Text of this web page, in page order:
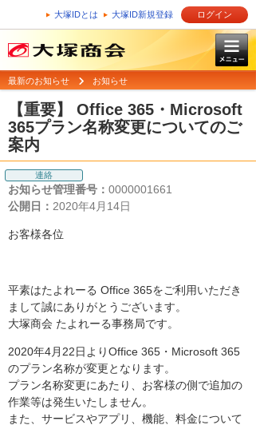
大塚IDとは 大塚ID新規登録 ログイン
最新のお知らせ お知らせ
【重要】 Office 365・Microsoft
365プラン名称変更についてのご
案内
連絡
お知らせ管理番号： 0000001661
公開日： 2020年4月14日
お客様各位
平素はたよれーる Office 365をご利用いただき
まして誠にありがとうございます。
大塚商会 たよれーる事務局です。
2020年4月22日よりOffice 365・Microsoft 365
のプラン名称が変更となります。
プラン名称変更にあたり、お客様の側で追加の
作業等は発生いたしません。
また、サービスやアプリ、機能、料金について